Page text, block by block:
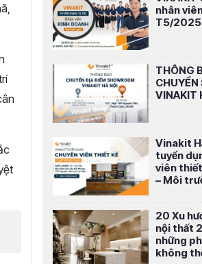
nhân
T5/2025
THÔNG
VINAKIT
Vinakit
tuyển
viên
– Môi
20 Xu
nội thất
những
không